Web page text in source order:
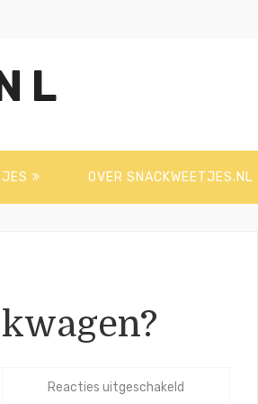
OVER SNACKWEETJES.NL
Reacties uitgeschakeld